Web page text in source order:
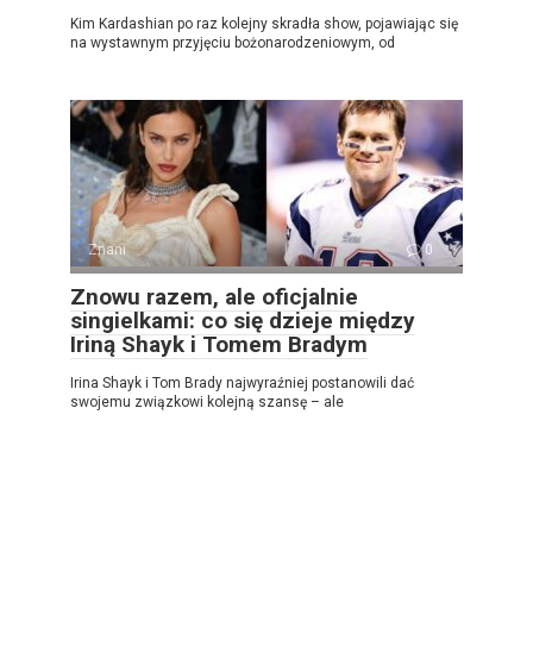
Kim Kardashian po raz kolejny skradła show, pojawiając się
na wystawnym przyjęciu bożonarodzeniowym, od
Znani 0
Znowu razem, ale oficjalnie
singielkami: co się dzieje między
Iriną Shayk i Tomem Bradym
Irina Shayk i Tom Brady najwyraźniej postanowili dać
swojemu związkowi kolejną szansę – ale